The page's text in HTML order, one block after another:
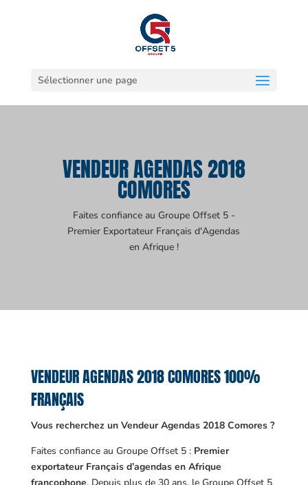
Sélectionner une page
VENDEUR AGENDAS 2018
COMORES
Faites confiance au Groupe Offset 5 -
Premier Exportateur Français d'Agendas
en Afrique !
VENDEUR AGENDAS 2018 COMORES 100%
FRANÇAIS
Vous recherchez un Vendeur Agendas 2018 Comores ?
Faites confiance au Groupe Offset 5 : Premier
exportateur Français d’agendas en Afrique